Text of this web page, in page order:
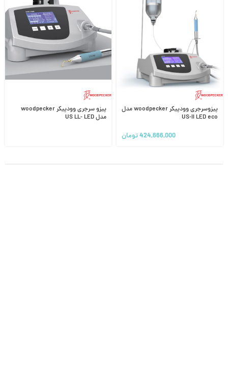
پیزوسرجری وودپیکر woodpecker مدل
US-II LED eco
424,666,000تومان
پیزو سرجری وودپیکر woodpecker
مدل US LL- LED